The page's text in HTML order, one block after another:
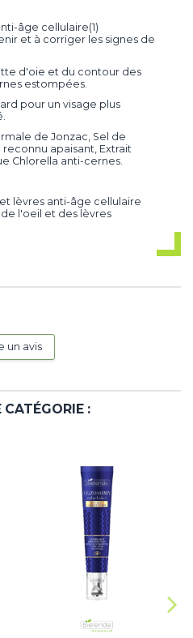
âge cellulaire(1)
et à corriger les signes de
d'oie et du contour des
estompées.
pour un visage plus
de Jonzac, Sel de
apaisant, Extrait
Chlorella anti-cernes.
lèvres anti-âge cellulaire
l'oeil et des lèvres
un avis
: